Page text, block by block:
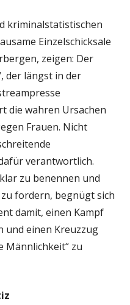
kriminalstatistischen
Einzelschicksale
zeigen: Der
der längst in der
die wahren Ursachen
Frauen. Nicht
verantwortlich.
zu benennen und
fordern, begnügt sich
damit, einen Kampf
und einen Kreuzzug
Männlichkeit“ zu